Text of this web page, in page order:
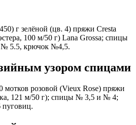
г зелёной (цв. 4) пряжи Cresta
100 м/50 г) Lana Grossa; спицы
5.5, крючок №4,5.
узором спицами
мотков розовой (Vieux Rose) пряжи
121 м/50 г); спицы № 3,5 и № 4;